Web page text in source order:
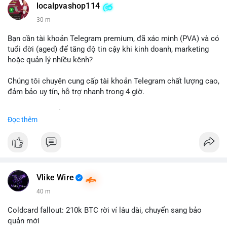
localpvashop114
30 m
Bạn cần tài khoản Telegram premium, đã xác minh (PVA) và có
tuổi đời (aged) để tăng độ tin cậy khi kinh doanh, marketing
hoặc quản lý nhiều kênh?
Chúng tôi chuyên cung cấp tài khoản Telegram chất lượng cao,
đảm bảo uy tín, hỗ trợ nhanh trong 4 giờ.
📞 WhatsApp: +1 660 215-8938
📧 Email: localpvashop@gmail.com
premium, PVA, aged với giá tốt nhất!
Đọc thêm
Vlike Wire
40 m
Coldcard fallout: 210k BTC rời ví lâu dài, chuyển sang bảo
quản mới